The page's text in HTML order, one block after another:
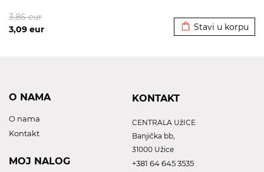
3,09 eur
3,86eur
Stavi u korpu
O NAMA
O nama
Kontakt
MOJ NALOG
KONTAKT
CENTRALA UžICE
Banjička bb,
31000 Užice
+381 64 645 3535